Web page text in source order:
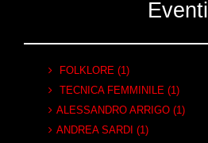
Eventi
FOLKLORE (1)
TECNICA FEMMINILE (1)
ALESSANDRO ARRIGO (1)
ANDREA SARDI (1)